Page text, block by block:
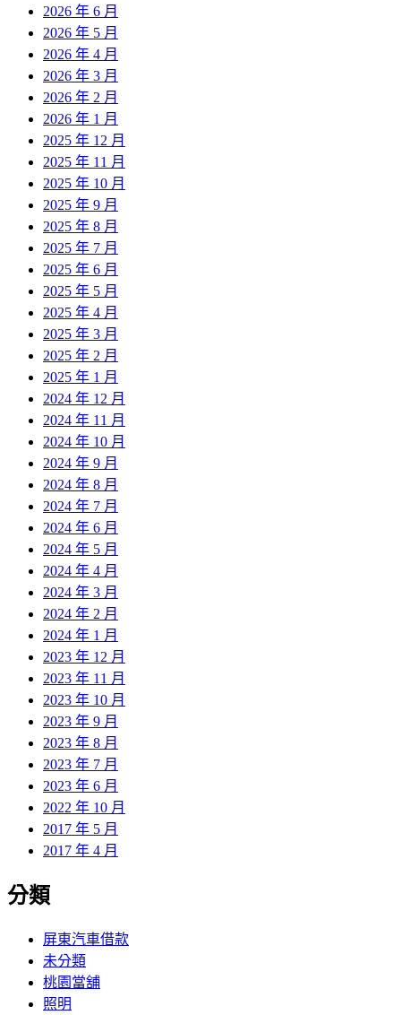
2026 年 6 月
2026 年 5 月
2026 年 4 月
2026 年 3 月
2026 年 2 月
2026 年 1 月
2025 年 12 月
2025 年 11 月
2025 年 10 月
2025 年 9 月
2025 年 8 月
2025 年 7 月
2025 年 6 月
2025 年 5 月
2025 年 4 月
2025 年 3 月
2025 年 2 月
2025 年 1 月
2024 年 12 月
2024 年 11 月
2024 年 10 月
2024 年 9 月
2024 年 8 月
2024 年 7 月
2024 年 6 月
2024 年 5 月
2024 年 4 月
2024 年 3 月
2024 年 2 月
2024 年 1 月
2023 年 12 月
2023 年 11 月
2023 年 10 月
2023 年 9 月
2023 年 8 月
2023 年 7 月
2023 年 6 月
2022 年 10 月
2017 年 5 月
2017 年 4 月
分類
屏東汽車借款
未分類
桃園當舖
照明